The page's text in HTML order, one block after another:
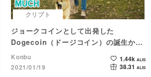
クリプト
ジョークコインとして出発した
Dogecoin（ドージコイン）の誕生から
現在まで。注目される非証券性🐶
Konbu
2021/01/19
1.44k ALIS
38.31 ALIS